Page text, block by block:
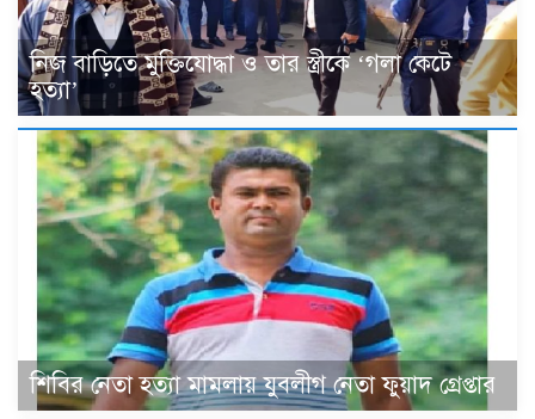
নিজ বাড়িতে মুক্তিযোদ্ধা ও তার স্ত্রীকে ‘গলা কেটে
হত্যা’
শিবির নেতা হত্যা মামলায় যুবলীগ নেতা ফুয়াদ গ্রেপ্তার